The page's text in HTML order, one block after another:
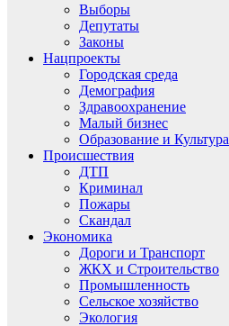
Выборы
Депутаты
Законы
Нацпроекты
Городская среда
Демография
Здравоохранение
Малый бизнес
Образование и Культура
Происшествия
ДТП
Криминал
Пожары
Скандал
Экономика
Дороги и Транспорт
ЖКХ и Строительство
Промышленность
Сельское хозяйство
Экология